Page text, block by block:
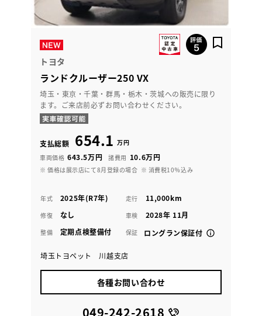
トヨタ
ランドクルーザー250 VX
埼玉・東京・千葉・群馬・栃木・茨城への販売に限り
ます。ご来店前必ずお問い合わせください。
支払総額 654.1 万円
車両価格 643.5万円 諸費用 10.6万円
※ 価格は展示店にて8月登録の場合 ※ 消費税10％込み
年式 2025年(R7年) 走行 11,000km
修復 なし 車検 2028年 11月
整備 定期点検整備付 保証 ロングラン保証付
埼玉トヨペット 川越支店
各種お問い合わせ
049-242-2618